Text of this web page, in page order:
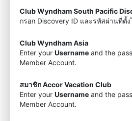
Club Wyndham South Pacific
กรอก Discovery ID และรหัสผ่านที่ตั้
Club Wyndham Asia
Enter your Username and the
Member Account.
สมาชิก Accor Vacation Club
Enter your Username and the
Member Account.